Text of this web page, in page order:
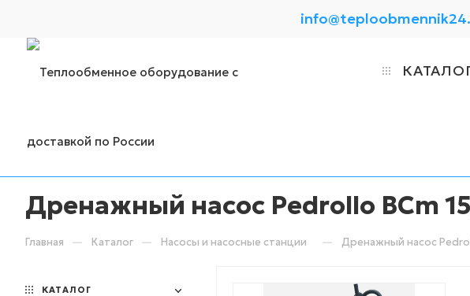
Дренажный насос Pedrollo BCm
Главная — Каталог — Насосы и насосные станции — Дренажный насос
КАТАЛОГ